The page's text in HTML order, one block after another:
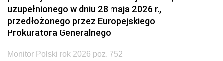
uzupełnionego w dniu 28 maja 2026 r.,
przedłożonego przez Europejskiego
Prokuratora Generalnego
Monitor Polski rok 2026 poz. 752